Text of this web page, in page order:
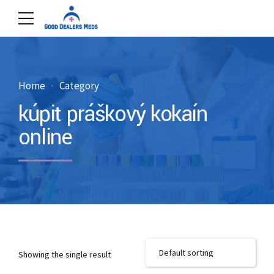
Home Category
kúpiť práškový kokaín
online
Showing the single result